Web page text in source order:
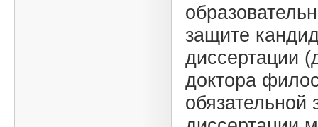
защите
диссертации
доктора
обязательной